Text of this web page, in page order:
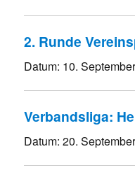
2. Runde
Datum: 10.
Verbandsliga:
Datum:20.